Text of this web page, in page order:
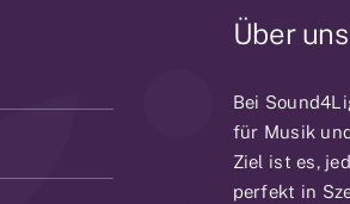
Über uns
Bei
für Musik
Ziel ist es,
perfekt in